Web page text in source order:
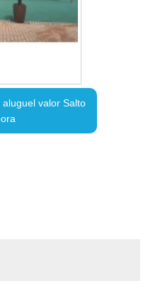
valor Salto